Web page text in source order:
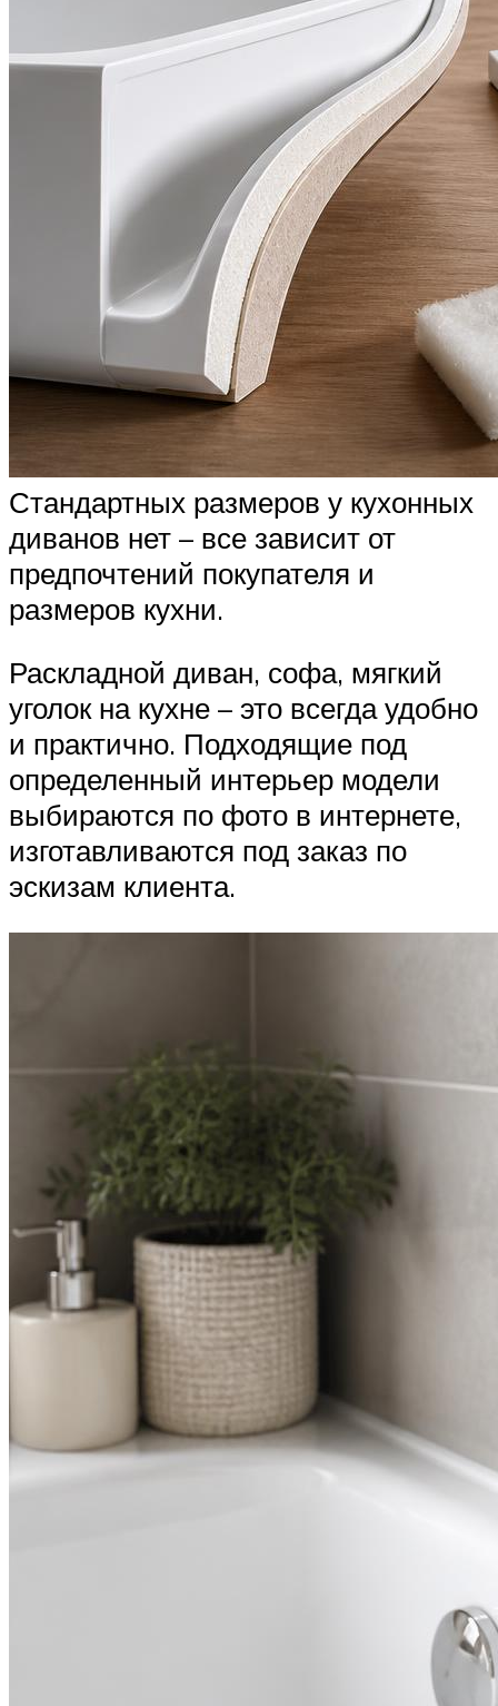
Стандартных размеров у кухонных
диванов нет – все зависит от
предпочтений покупателя и
размеров кухни.
Раскладной диван, софа, мягкий
уголок на кухне – это всегда удобно
и практично. Подходящие под
определенный интерьер модели
выбираются по фото в интернете,
изготавливаются под заказ по
эскизам клиента.